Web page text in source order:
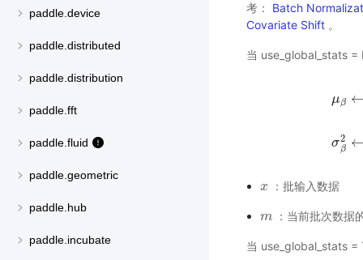
paddle.device
paddle.distributed
paddle.distribution
paddle.fft
paddle.fluid
paddle.geometric
paddle.hub
paddle.incubate
考： Batch
Covariate Shift 。
当 use_global_stats
μβ
σ2
β
x
x ：批输入数据
m
m：当前批次数据
当 use_global_stats